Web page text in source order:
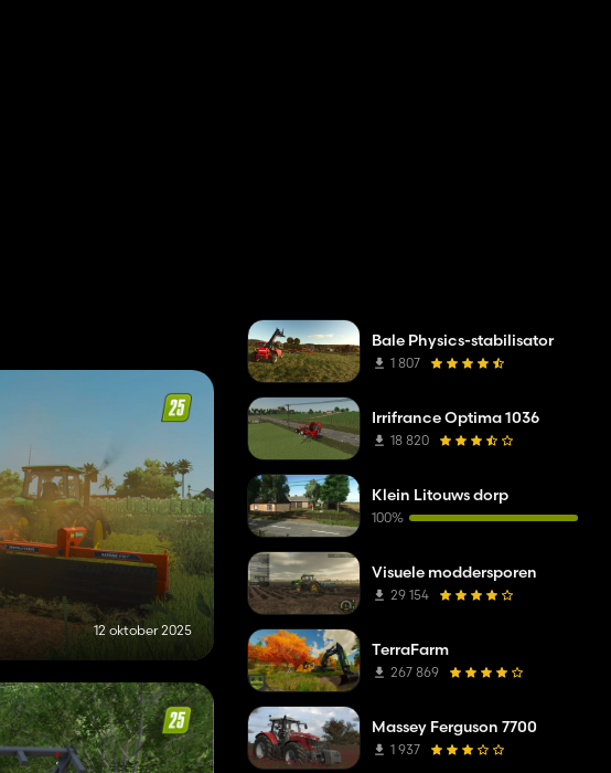
12 oktober 2025
Bale Physics-stabilisator
1 807
Irrifrance Optima 1036
18 820
Klein Litouws dorp
100%
Visuele moddersporen
29 154
TerraFarm
267 869
Massey Ferguson 7700
1 937